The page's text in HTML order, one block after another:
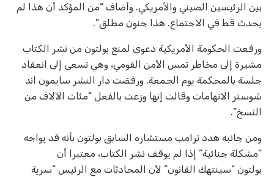
بين الرئيسين الصيني والأمريكي. وأضاف “من المؤكد أن هذا لم
يحدث قط في الاجتماع. هذا جنون مطلق”.
ورفعت الحكومة الأمريكية دعوى لمنع بولتون من نشر الكتاب
مشيرة إلى مخاطر تمس الأمن القومي، وهي تسعى إلى انعقاد
جلسة بالمحكمة يوم الجمعة. ورفضت دار النشر سايمون اند
شوستر الاتهامات وقالت إنها وزعت بالفعل “مئات الآلاف من
النسخ”.
ومن جانبه هدد ترامب مستشاره السابق بولتون بأنه قد يواجه
“مشكلة جنائية” إذا لم يوقف نشر الكتاب، معتبرا أن
بولتون “سينتهك القانون” لأن المحادثات مع الرئيس “سرية